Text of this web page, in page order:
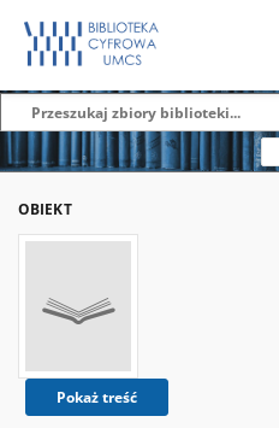
OBIEKT
Pokaż treść